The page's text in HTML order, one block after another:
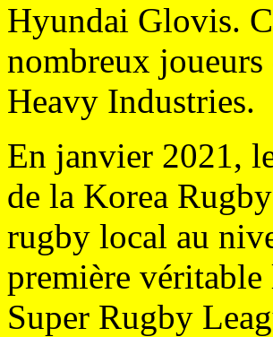
Hyundai Glovis.
nombreux joueurs
Heavy Industries.
En janvier 2021,
de la Korea
rugby local au
première
Super Rugby